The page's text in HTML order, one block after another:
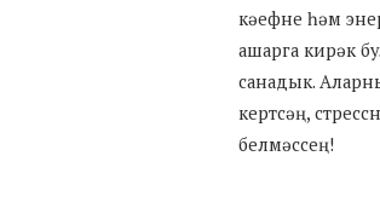
кәефне һәм
ашарга кирәк
санадык.
кертсәң,
белмәссең!